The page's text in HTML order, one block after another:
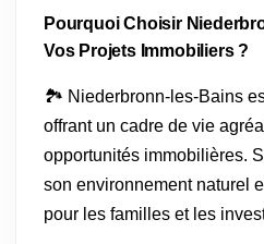
Pourquoi Choisir
Vos Projets Immobiliers ?
🏞️ Niederbronn-les-Bains
offrant un cadre de vie
opportunités immobilières.
son environnement naturel
pour les familles et les